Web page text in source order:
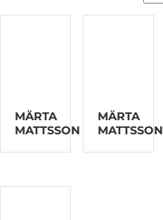
MÄRTA
MATTSSON
MÄRTA
MATTSSON